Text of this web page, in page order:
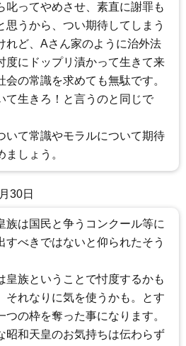
叱ってやめさせ、素直に謝罪も
思うから、つい期待してしまう
れど、Aさん家のように治外法
度にドップリ漬かって生きて来
会の常識を求めても無駄です。
て生きろ！と言うのと同じで
いて常識やモラルについて期待
ましょう。
30日
族は国民と争うコンクール等に
すべきではないと仰られたそう
皇族ということで忖度するかも
それなりに気を使うかも。とす
つの枠を奪った事になります。
昭和天皇のお気持ちは伝わらず